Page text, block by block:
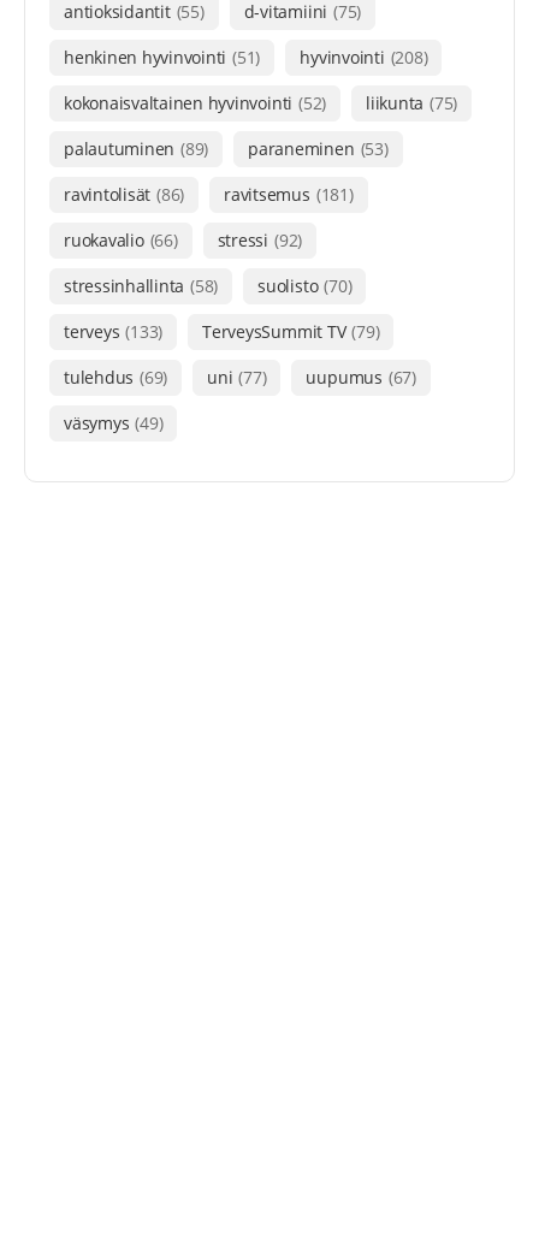
antioksidantit (55) d-vitamiini (75)
henkinen hyvinvointi (51) hyvinvointi (208)
kokonaisvaltainen hyvinvointi (52) liikunta (75)
palautuminen (89) paraneminen (53)
ravintolisät (86) ravitsemus (181)
ruokavalio (66) stressi (92)
stressinhallinta (58) suolisto (70)
terveys (133) TerveysSummit TV (79)
tulehdus (69) uni (77) uupumus (67)
väsymys (49)